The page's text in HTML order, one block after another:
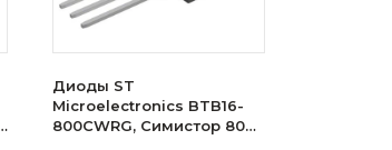
Диоды ST
Microelectronics BTB16-
800CWRG, Симистор 800В